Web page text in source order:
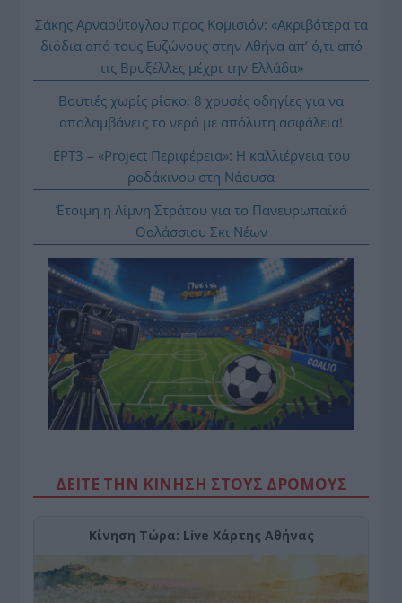
Σάκης Αρναούτογλου προς Κομισιόν: «Ακριβότερα τα
διόδια από τους Ευζώνους στην Αθήνα απ’ ό,τι από
τις Βρυξέλλες μέχρι την Ελλάδα»
Βουτιές χωρίς ρίσκο: 8 χρυσές οδηγίες για να
απολαμβάνεις το νερό με απόλυτη ασφάλεια!
ΕΡΤ3 – «Project Περιφέρεια»: Η καλλιέργεια του
ροδάκινου στη Νάουσα
Έτοιμη η Λίμνη Στράτου για το Πανευρωπαϊκό
Θαλάσσιου Σκι Νέων
ΔΕΙΤΕ ΤΗΝ ΚΙΝΗΣΗ ΣΤΟΥΣ ΔΡΌΜΟΥΣ
Κίνηση Τώρα: Live Χάρτης Αθήνας